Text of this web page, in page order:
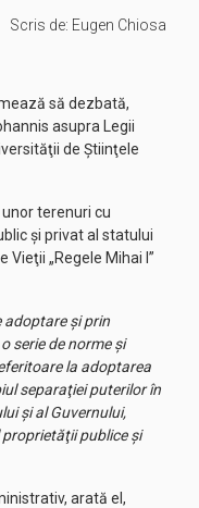
Scris de: Eugen Chiosa
să dezbată,
asupra Legii
de Ştiinţele
terenuri cu
şi privat al statului
„Regele Mihai I”
adoptare şi prin
serie de norme şi
la adoptarea
separaţiei puterilor în
şi al Guvernului,
publice şi
arată el,